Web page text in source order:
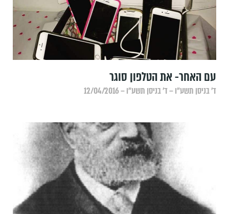
עם האחר- את הטלפון סוגר
ד׳ בניסן תשע״ו – ד׳ בניסן תשע״ו – 12/04/2016